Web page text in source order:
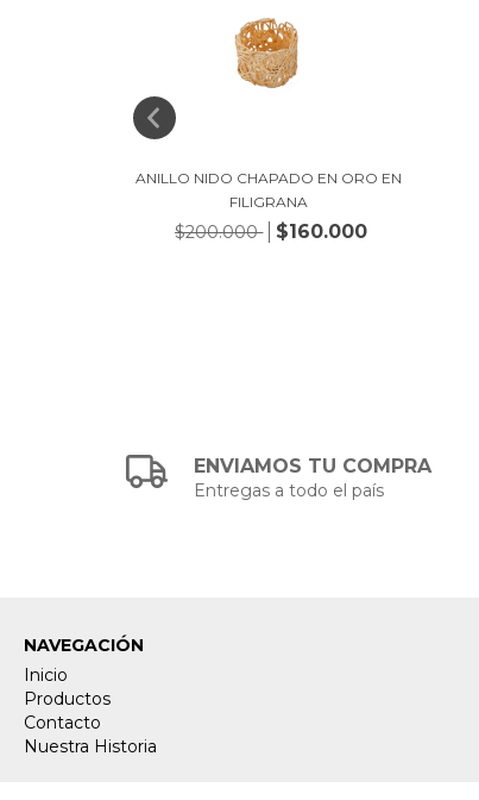
ANILLO NIDO CHAPADO EN ORO EN
FILIGRANA
$200.000 $160.000
ENVIAMOS TU COMPRA
Entregas a todo el país
NAVEGACIÓN
Inicio
Productos
Contacto
Nuestra Historia